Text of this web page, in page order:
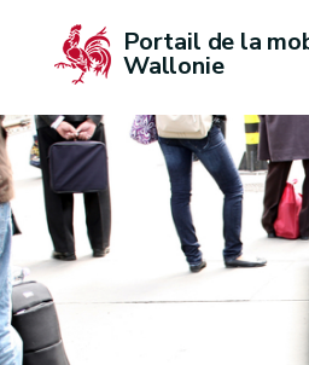
Portail de la
Wallonie